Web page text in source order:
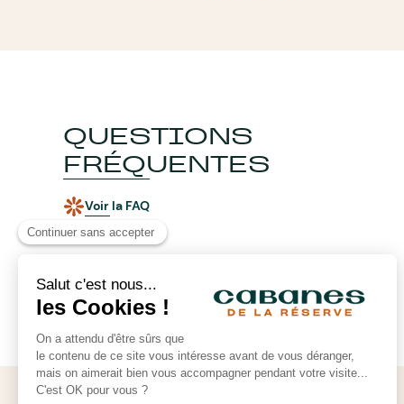
QUESTIONS
FRÉQUENTES
Voir la FAQ